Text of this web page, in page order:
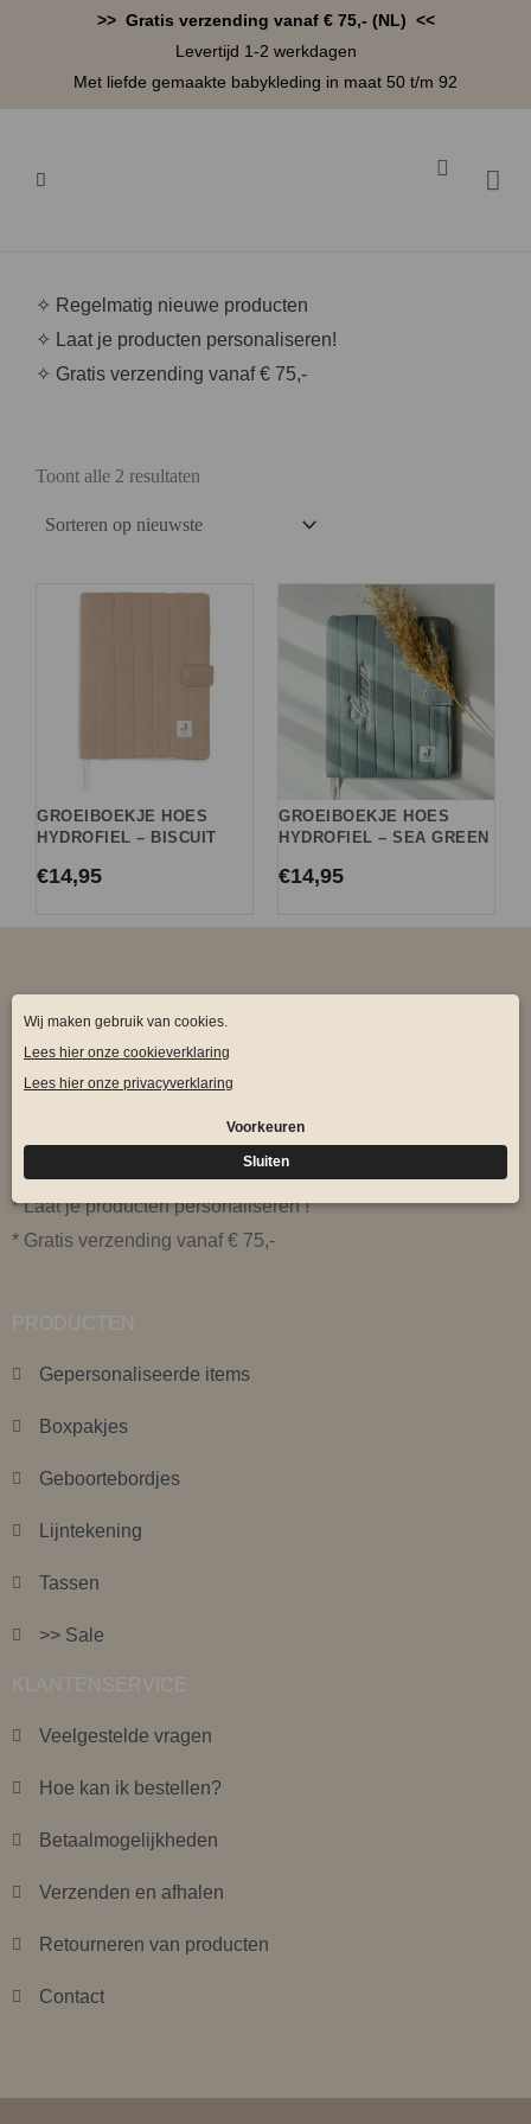
>> Gratis verzending vanaf € 75,- (NL) <<
Levertijd 1-2 werkdagen
Met liefde gemaakte babykleding in maat 50 t/m 92
✧ Regelmatig nieuwe producten
✧ Laat je producten personaliseren!
✧ Gratis verzending vanaf € 75,-
Toont alle 2 resultaten
GROEIBOEKJE HOES
HYDROFIEL – BISCUIT
€14,95
GROEIBOEKJE HOES
HYDROFIEL – SEA GREEN
€14,95
SODA FASHION
* Regelmatig nieuwe producten
* Laat je producten personaliseren !
* Gratis verzending vanaf € 75,-
PRODUCTEN
Gepersonaliseerde items
Boxpakjes
Geboortebordjes
Lijntekening
Tassen
>> Sale
KLANTENSERVICE
Veelgestelde vragen
Hoe kan ik bestellen?
Betaalmogelijkheden
Verzenden en afhalen
Retourneren van producten
Contact